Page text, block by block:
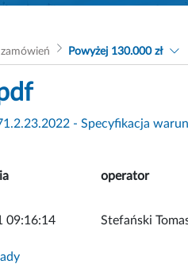
Powyżej 130.000 zł
- Specyfikacja
operator
09:16:14 Stefański